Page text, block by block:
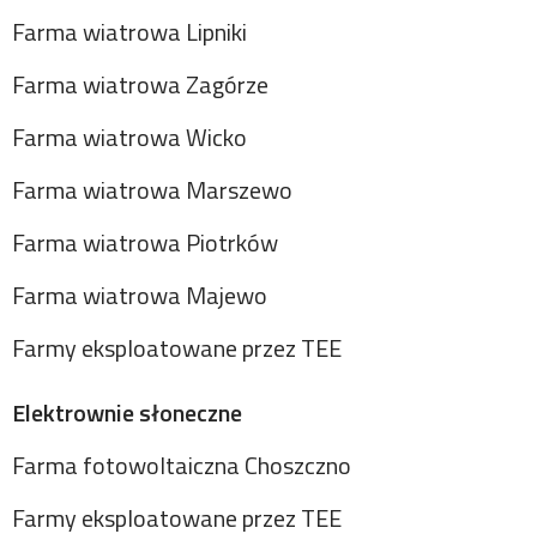
Farma wiatrowa Lipniki
Farma wiatrowa Zagórze
Farma wiatrowa Wicko
Farma wiatrowa Marszewo
Farma wiatrowa Piotrków
Farma wiatrowa Majewo
Farmy eksploatowane przez TEE
Elektrownie słoneczne
Farma fotowoltaiczna Choszczno
Farmy eksploatowane przez TEE